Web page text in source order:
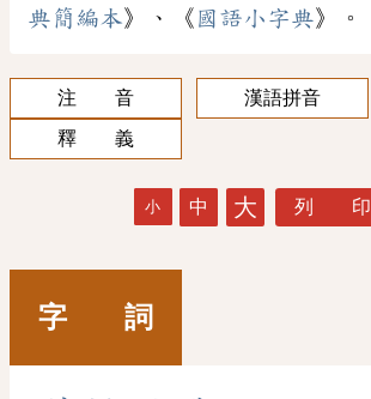
典簡編本》、《 國語小字典》。
注 音
漢語拼音
釋 義
小 中 大 列 印
字 詞